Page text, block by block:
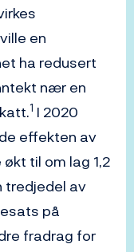
en
ha redusert
nær en
1 I 2020
effekten av
til om lag 1,2
tredjedel av
på
fradrag for